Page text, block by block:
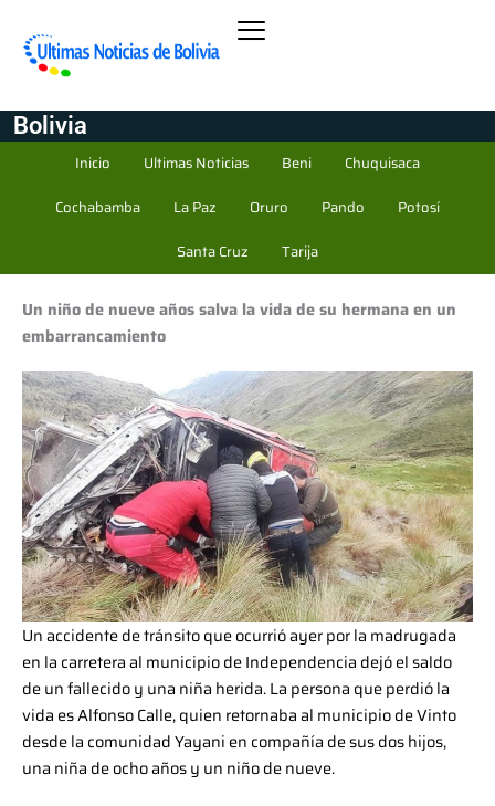
Bolivia
Inicio Ultimas Noticias Beni
Chuquisaca
Cochabamba
La Paz Oruro Pando
Potosí
Santa Cruz
Tarija
Un niño de nueve años salva la vida de su hermana en un
embarrancamiento
Un accidente de tránsito que ocurrió ayer por la madrugada
en la carretera al municipio de Independencia dejó el saldo
de un fallecido y una niña herida. La persona que perdió la
vida es Alfonso Calle, quien retornaba al municipio de Vinto
desde la comunidad Yayani en compañía de sus dos hijos,
una niña de ocho años y un niño de nueve.